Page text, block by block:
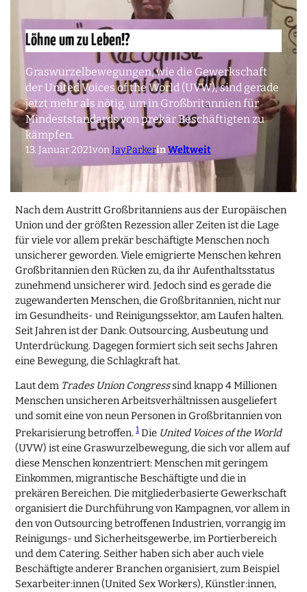
Löhne um zu Leben!?
Graswurzelbewegungen, wie die Gewerkschaft
der United Voices of the World (UVW), sind gerade
jetzt mehr als nötig, um in Großbritannien für
Mindeststandards von prekär Beschäftigten zu
kämpfen.
13. Januar 2021vonJayParkerinWeltweit
Nach dem Austritt Großbritanniens aus der Europäischen
Union und der größten Rezession aller Zeiten ist die Lage
für viele vor allem prekär beschäftigte Menschen noch
unsicherer geworden. Viele emigrierte Menschen kehren
Großbritannien den Rücken zu, da ihr Aufenthaltsstatus
zunehmend unsicherer wird. Jedoch sind es gerade die
zugewanderten Menschen, die Großbritannien, nicht nur
im Gesundheits- und Reinigungssektor, am Laufen halten.
Seit Jahren ist der Dank: Outsourcing, Ausbeutung und
Unterdrückung. Dagegen formiert sich seit sechs Jahren
eine Bewegung, die Schlagkraft hat.
Laut dem Trades Union Congresssind knapp 4 Millionen
Menschen unsicheren Arbeitsverhältnissen ausgeliefert
und somit eine von neun Personen in Großbritannien von
Prekarisierung betroffen.1 Die United Voices of the World
(UVW) ist eine Graswurzelbewegung, die sich vor allem auf
diese Menschen konzentriert: Menschen mit geringem
Einkommen, migrantische Beschäftigte und die in
prekären Bereichen. Die mitgliederbasierte Gewerkschaft
organisiert die Durchführung von Kampagnen, vor allem in
den von Outsourcing betroffenen Industrien, vorrangig im
Reinigungs- und Sicherheitsgewerbe, im Portierbereich
und dem Catering. Seither haben sich aber auch viele
Beschäftigte anderer Branchen organisiert, zum Beispiel
Sexarbeiter:innen (United Sex Workers), Künstler:innen,